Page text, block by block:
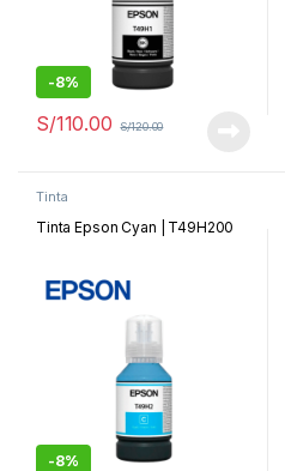
-8%
S/110.00 S/120.00
Tinta
Tinta Epson Cyan | T49H200
-8%